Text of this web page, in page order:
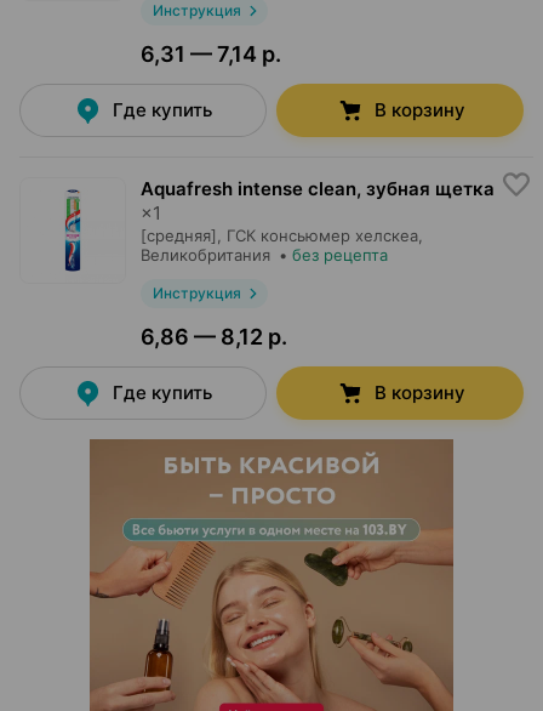
Инструкция
6,31 — 7,14 р.
Где купить В корзину
Aquafresh intense clean, зубная щетка
×1
[средняя], ГСК консьюмер хелскеа
Великобритания • без рецепта
Инструкция
6,86 — 8,12 р.
Где купить В корзину